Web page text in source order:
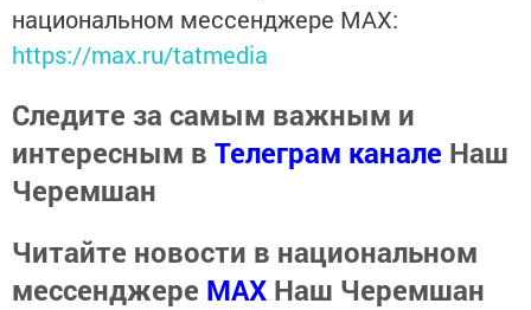
национальном мессенджере MАХ:
https://max.ru/tatmedia
Следите за самым важным и
интересным в Телеграм канале Наш
Черемшан
Читайте новости в национальном
мессенджере MАХ Наш Черемшан